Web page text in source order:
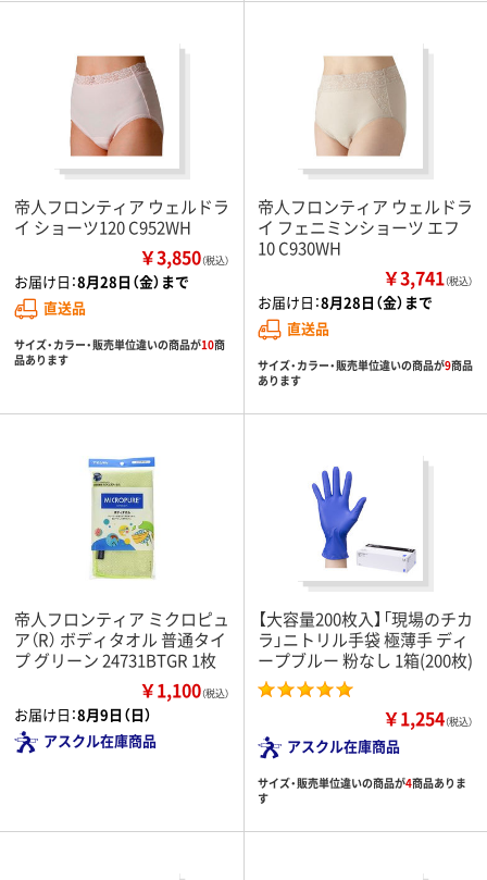
帝人フロンティア ウェルドラ
イ ショーツ120 C952WH
￥3,850（税込）
お届け日：8月28日（金）まで
直送品
サイズ・カラー・販売単位違いの商品が10商
品あります
帝人フロンティア ウェルドラ
イ フェニミンショーツ エフ
10 C930WH
￥3,741（税込）
お届け日：8月28日（金）まで
直送品
サイズ・カラー・販売単位違いの商品が9商品
あります
帝人フロンティア ミクロピュ
ア（R） ボディタオル 普通タイ
プ グリーン 24731BTGR 1枚
￥1,100（税込）
お届け日：8月9日（日）
アスクル在庫商品
【大容量200枚入】「現場のチカ
ラ」ニトリル手袋 極薄手 ディ
ープブルー 粉なし 1箱(200枚)
￥1,254（税込）
アスクル在庫商品
サイズ・販売単位違いの商品が4商品ありま
す